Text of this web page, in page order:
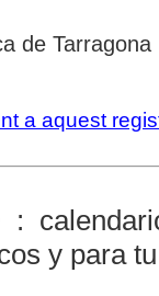
de Tarragona
a aquest
:
y para